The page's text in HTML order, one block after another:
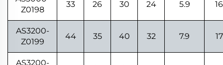
Z0198
33 26 30 24 5.9
AS3200-
Z0199
44 35 40 32 7.9
AS3200-